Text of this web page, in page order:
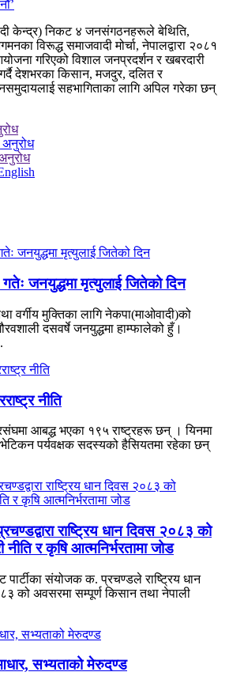
केन्द्र) निकट ४ जनसंगठनहरूले बेथिति,
विरूद्ध समाजवादी मोर्चा, नेपालद्वारा २०८१
गरिएको विशाल जनप्रदर्शन र खबरदारी
देशभरका किसान, मजदुर, दलित र
सहभागिताका लागि अपिल गरेका छन्
जनयुद्धमा मृत्युलाई जितेको दिन
वर्गीय मुक्तिका लागि नेकपा(माओवादी)को
दसवर्षे जनयुद्धमा हाम्फालेको हुँ।
नीति
आबद्ध भएका १९५ राष्ट्रहरू छन् । यिनमा
भेटिकन पर्यवक्षक सदस्यको हैसियतमा रहेका छन्
राष्ट्रिय धान दिवस २०८३ को
र कृषि आत्मनिर्भरतामा जोड
पार्टीका संयोजक क. प्रचण्डले राष्ट्रिय धान
को अवसरमा सम्पूर्ण किसान तथा नेपाली
सभ्यताको मेरुदण्ड